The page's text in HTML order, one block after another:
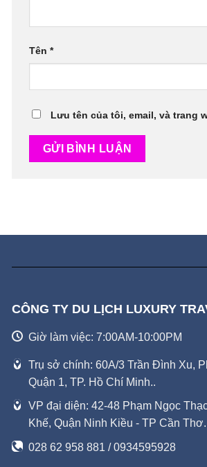
Tên *
Lưu tên của tôi, email, và trang
CÔNG TY DU LỊCH LUXURY
Giờ làm việc: 7:00AM-10:00PM
Trụ sở chính: 60A/3 Trần Đình Xu,
Quận 1, TP. Hồ Chí Minh..
VP đại diện: 42-48 Phạm Ngọc
Khế, Quận Ninh Kiều - TP Cần Thơ.
028 62 958 881 / 0934595928